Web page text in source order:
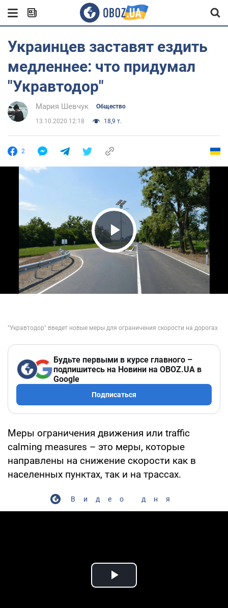
Украинцев заставят ездить
медленнее: что придумал
"Укравтодор"
Мария Шевчук Общество
13.10.2020 12:18 18,9 т.
2
Play Video
Будьте первыми в курсе главного –
подпишитесь на Новини на OBOZ.UA в
Google
Подписаться
Меры ограничения движения или traffic
calming measures – это меры, которые
направлены на снижение скорости как в
населенных пунктах, так и на трассах.
Видео дня
Play Video